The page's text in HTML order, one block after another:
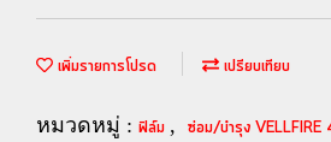
เพิ่มรายการโปรด เปรียบเทียบ
หมวดหมู่ : ฟิล์ม , ซ่อม/บำรุง VELLFIRE